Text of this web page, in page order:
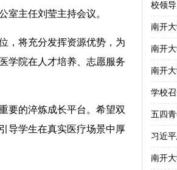
室主任刘莹主持会议。
，将充分发挥资源优势，为
学院在人才培养、志愿服务
的淬炼成长平台。希望双
导学生在真实医疗场景中厚
校领
南开
南开
南开
学校
五四
习近
南开